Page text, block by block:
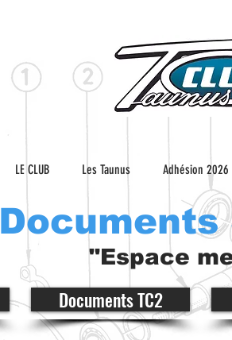
LE CLUB Les Taunus Adhésion 2026
Documents
"Espace
Documents TC2